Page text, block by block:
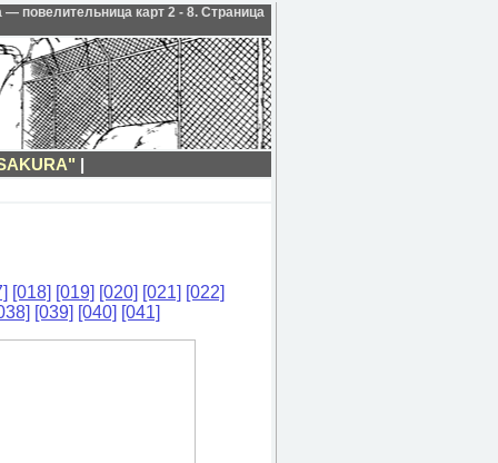
повелительница карт 2 - 8. Страница
|
[018] [019] [020] [021] [022]
[039] [040] [041]